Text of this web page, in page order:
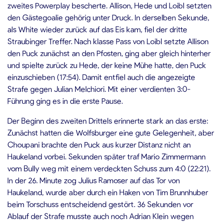
zweites Powerplay bescherte. Allison, Hede und Loibl setzten
den Gästegoalie gehörig unter Druck. In derselben Sekunde,
als White wieder zurück auf das Eis kam, fiel der dritte
Straubinger Treffer. Nach klasse Pass von Loibl setzte Allison
den Puck zunächst an den Pfosten, ging aber gleich hinterher
und spielte zurück zu Hede, der keine Mühe hatte, den Puck
einzuschieben (17:54). Damit entfiel auch die angezeigte
Strafe gegen Julian Melchiori. Mit einer verdienten 3:0-
Führung ging es in die erste Pause.
Der Beginn des zweiten Drittels erinnerte stark an das erste:
Zunächst hatten die Wolfsburger eine gute Gelegenheit, aber
Choupani brachte den Puck aus kurzer Distanz nicht an
Haukeland vorbei. Sekunden später traf Mario Zimmermann
vom Bully weg mit einem verdeckten Schuss zum 4:0 (22:21).
In der 26. Minute zog Julius Ramoser auf das Tor von
Haukeland, wurde aber durch ein Haken von Tim Brunnhuber
beim Torschuss entscheidend gestört. 36 Sekunden vor
Ablauf der Strafe musste auch noch Adrian Klein wegen